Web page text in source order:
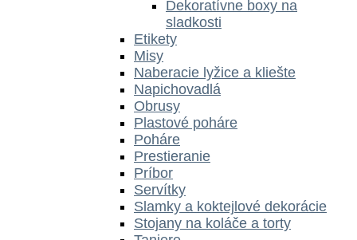
Dekoratívne boxy na
sladkosti
Etikety
Misy
Naberacie lyžice a kliešte
Napichovadlá
Obrusy
Plastové poháre
Poháre
Prestieranie
Príbor
Servítky
Slamky a koktejlové dekorácie
Stojany na koláče a torty